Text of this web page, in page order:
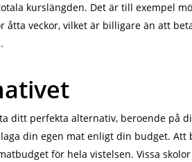
kurslängden. Det är till exempel
veckor, vilket är billigare än att
ditt perfekta alternativ, beroende på
din egen mat enligt din budget. Att
för hela vistelsen. Vissa